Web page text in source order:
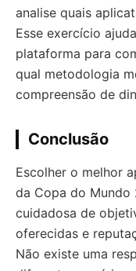
analise quais
Esse exercício
plataforma para
qual metodologia
compreensão de
Conclusão
Escolher o melhor
da Copa do Mundo
cuidadosa de
oferecidas e
Não existe uma